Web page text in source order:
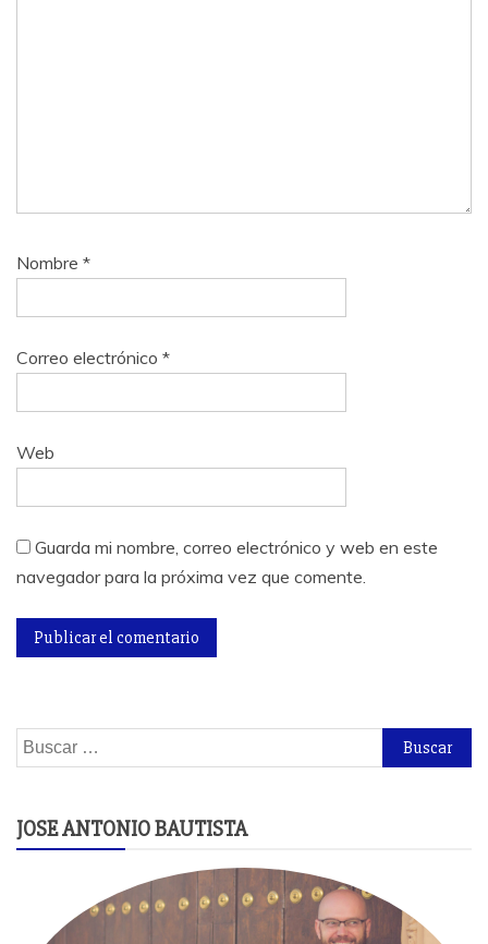
Nombre *
Correo electrónico *
Web
Guarda mi nombre, correo electrónico y web en este
navegador para la próxima vez que comente.
Buscar:
JOSE ANTONIO BAUTISTA